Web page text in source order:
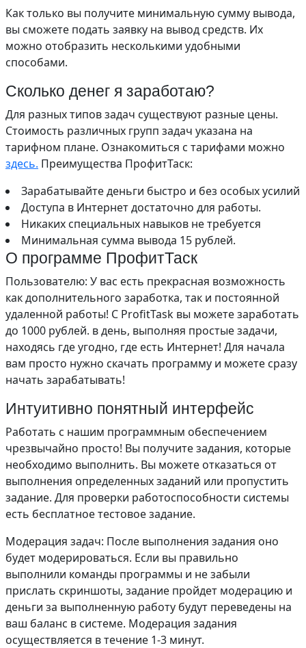
Как только вы получите минимальную сумму вывода,
вы сможете подать заявку на вывод средств. Их
можно отобразить несколькими удобными
способами.
Сколько денег я заработаю?
Для разных типов задач существуют разные цены.
Стоимость различных групп задач указана на
тарифном плане. Ознакомиться с тарифами можно
здесь. Преимущества ПрофитТаск:
Зарабатывайте деньги быстро и без особых усилий
Доступа в Интернет достаточно для работы.
Никаких специальных навыков не требуется
Минимальная сумма вывода 15 рублей.
О программе ПрофитТаск
Пользователю: У вас есть прекрасная возможность
как дополнительного заработка, так и постоянной
удаленной работы! С ProfitTask вы можете заработать
до 1000 рублей. в день, выполняя простые задачи,
находясь где угодно, где есть Интернет! Для начала
вам просто нужно скачать программу и можете сразу
начать зарабатывать!
Интуитивно понятный интерфейс
Работать с нашим программным обеспечением
чрезвычайно просто! Вы получите задания, которые
необходимо выполнить. Вы можете отказаться от
выполнения определенных заданий или пропустить
задание. Для проверки работоспособности системы
есть бесплатное тестовое задание.
Модерация задач: После выполнения задания оно
будет модерироваться. Если вы правильно
выполнили команды программы и не забыли
прислать скриншоты, задание пройдет модерацию и
деньги за выполненную работу будут переведены на
ваш баланс в системе. Модерация задания
осуществляется в течение 1-3 минут.